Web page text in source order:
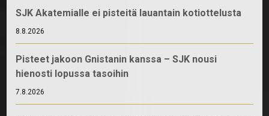
SJK Akatemialle ei pisteitä lauantain kotiottelusta
8.8.2026
Pisteet jakoon Gnistanin kanssa – SJK nousi
hienosti lopussa tasoihin
7.8.2026